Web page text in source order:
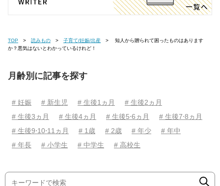
TOP 読みもの 子育て/妊娠/出産
か？悪気はないとわかっているけれど！
月齢別に記事を探す
# 妊娠 # 新生児 # 生後1ヵ月
# 生後2ヵ月
# 生後3ヵ月
# 生後4ヵ月 # 生後5⋅6ヵ月
# 生後7⋅8ヵ月
# 生後9⋅10⋅11ヵ月
# 1歳 # 2歳 # 年少
# 年中
# 年長
# 小学生 # 中学生 # 高校生